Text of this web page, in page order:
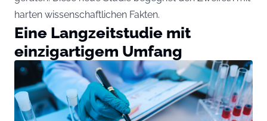
harten wissenschaftlichen Fakten.
Eine Langzeitstudie mit
einzigartigem Umfang